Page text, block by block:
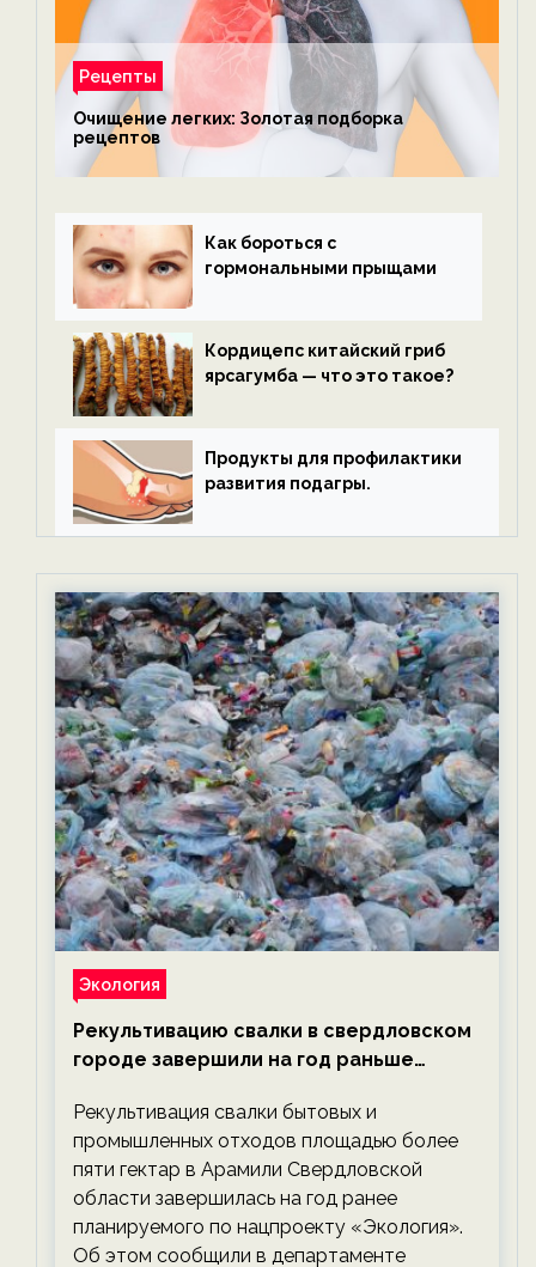
Рецепты
Очищение легких: Золотая подборка
рецептов
Как бороться с
гормональными прыщами
Кордицепс китайский гриб
ярсагумба — что это такое?
Продукты для профилактики
развития подагры.
Экология
Рекультивацию свалки в свердловском
городе завершили на год раньше
экологии на ECOportal
Рекультивация свалки бытовых и
промышленных отходов площадью более
пяти гектар в Арамили Свердловской
области завершилась на год ранее
планируемого по нацпроекту «Экология».
Об этом сообщили в департаменте